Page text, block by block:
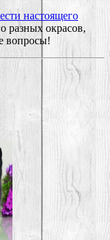
настоящего
разных окрасов,
вопросы!